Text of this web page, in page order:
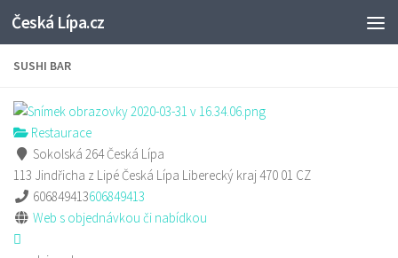
Skip to content
Česká Lípa.cz
SUSHI BAR
Restaurace
Sokolská 264 Česká Lípa
113 Jindřicha z Lipé Česká Lípa Liberecký kraj470 01 CZ
606849413606849413
Web s objednávkou či nabídkou